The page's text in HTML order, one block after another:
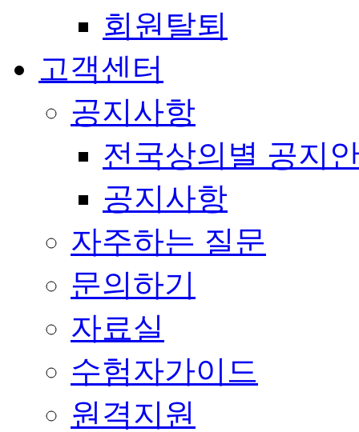
회원탈퇴
고객센터
공지사항
전국상의별 공지
공지사항
자주하는 질문
문의하기
자료실
수험자가이드
원격지원